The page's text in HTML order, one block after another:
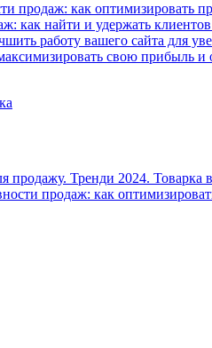
продаж: как оптимизировать
как найти и удержать
работу вашего сайта для
свою прибыль и
продажу. Тренди 2024. Товарка
продаж: как